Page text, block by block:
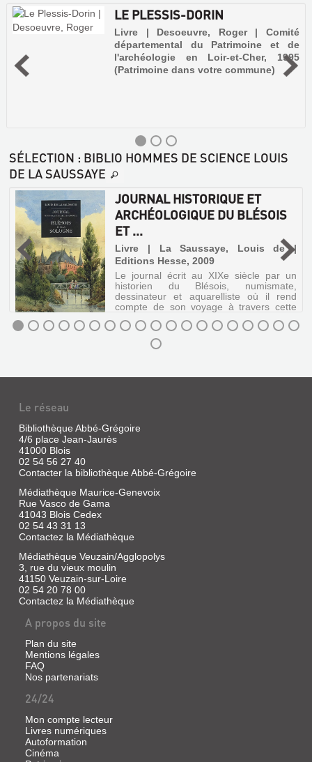
LE PLESSIS-DORIN
Livre | Desoeuvre, Roger | Comité
départemental du Patrimoine et de
l'archéologie en Loir-et-Cher, 1995
(Patrimoine dans votre commune)
LE
PLESSIS-
DORIN
Livre
|
Desoeuvre,
Roger
et
l'archéologie
en
Loir-
et-
1995
(Patrimoine
dans
votre
FRETEVAL
Livre
Courivaud,
Robert
SÉLECTION : BIBLIO HOMMES DE SCIENCE LOUIS
DE LA SAUSSAYE
JOURNAL HISTORIQUE ET
ARCHÉOLOGIQUE DU BLÉSOIS
ET ...
Livre | La Saussaye, Louis de |
Editions Hesse, 2009
Le journal écrit au XIXe siècle par un
historien du Blésois, numismate,
dessinateur et aquarelliste où il rend
compte de son voyage à travers cette
région de faits archéologiques,
historiques et personnels.
ARCHÉOLOGIQUE
DU
BLÉSOIS
ET
...
|
La
Saussaye,
Louis
de
|
Editions
Hesse,
2009
journal
écrit
au
XIXe
siècle
par
un
historien
du
Blésois,
numismate,
dessinateur
et
aquarelliste
Le réseau
Bibliothèque Abbé-Grégoire
4/6 place Jean-Jaurès
41000 Blois
02 54 56 27 40
Contacter la bibliothèque Abbé-Grégoire
Médiathèque Maurice-Genevoix
Rue Vasco de Gama
41043 Blois Cedex
02 54 43 31 13
Contactez la Médiathèque
Médiathèque Veuzain/Agglopolys
3, rue du vieux moulin
41150 Veuzain-sur-Loire
02 54 20 78 00
Contactez la Médiathèque
A propos du site
Plan du site
Mentions légales
FAQ
Nos partenariats
24/24
Mon compte lecteur
Livres numériques
Autoformation
Cinéma